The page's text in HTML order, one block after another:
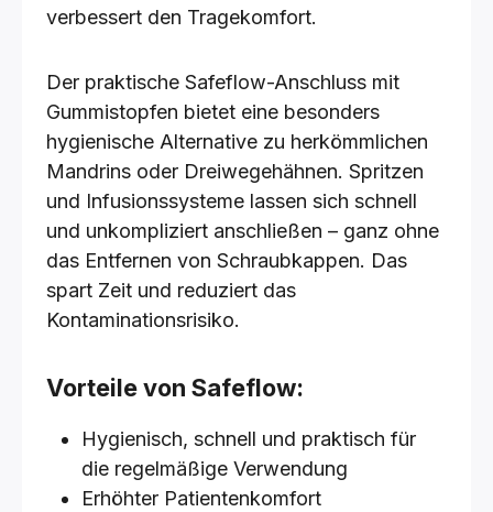
verbessert den Tragekomfort.
Der praktische Safeflow-Anschluss mit
Gummistopfen bietet eine besonders
hygienische Alternative zu herkömmlichen
Mandrins oder Dreiwegehähnen. Spritzen
und Infusionssysteme lassen sich schnell
und unkompliziert anschließen – ganz ohne
das Entfernen von Schraubkappen. Das
spart Zeit und reduziert das
Kontaminationsrisiko.
Vorteile von Safeflow:
Hygienisch, schnell und praktisch für
die regelmäßige Verwendung
Erhöhter Patientenkomfort